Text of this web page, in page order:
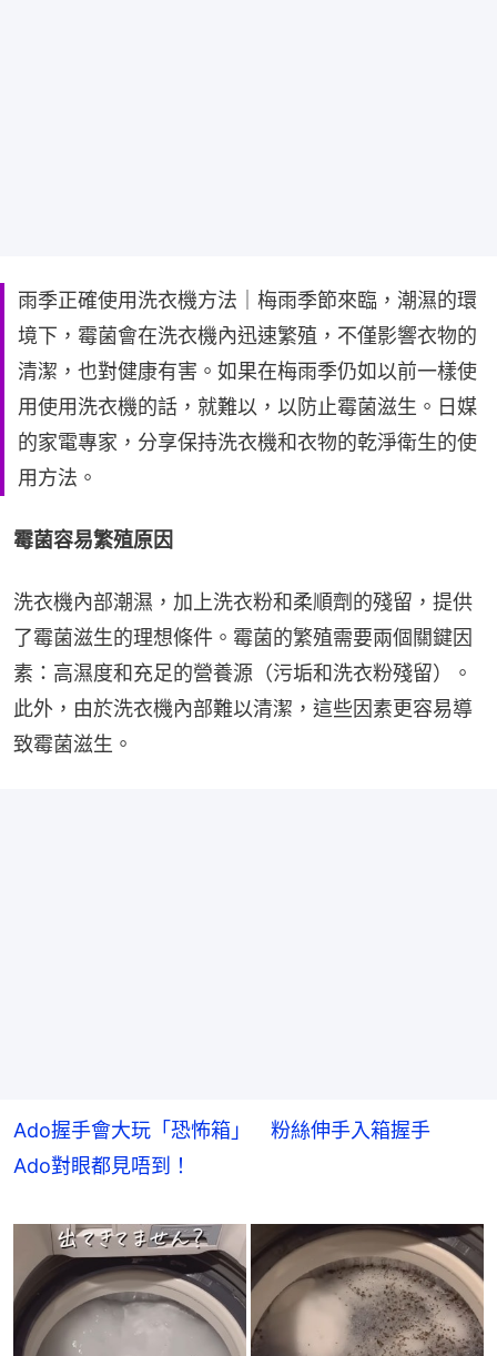
雨季正確使用洗衣機方法｜梅雨季節來臨，潮濕的環
境下，霉菌會在洗衣機內迅速繁殖，不僅影響衣物的
清潔，也對健康有害。如果在梅雨季仍如以前一樣使
用使用洗衣機的話，就難以，以防止霉菌滋生。日媒
的家電專家，分享保持洗衣機和衣物的乾淨衛生的使
用方法。
霉菌容易繁殖原因
洗衣機內部潮濕，加上洗衣粉和柔順劑的殘留，提供
了霉菌滋生的理想條件。霉菌的繁殖需要兩個關鍵因
素：高濕度和充足的營養源（污垢和洗衣粉殘留）。
此外，由於洗衣機內部難以清潔，這些因素更容易導
致霉菌滋生。
Ado握手會大玩「恐怖箱」 粉絲伸手入箱握手
Ado對眼都見唔到！